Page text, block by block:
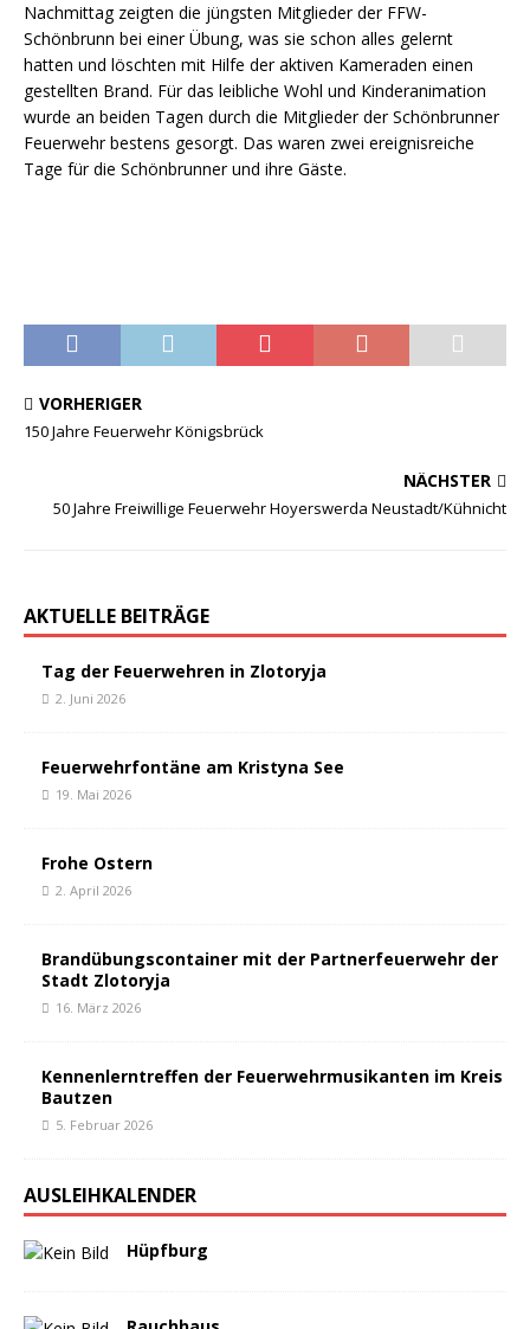
Nachmittag zeigten die jüngsten Mitglieder der FFW-
Schönbrunn bei einer Übung, was sie schon alles gelernt
hatten und löschten mit Hilfe der aktiven Kameraden einen
gestellten Brand. Für das leibliche Wohl und Kinderanimation
wurde an beiden Tagen durch die Mitglieder der Schönbrunner
Feuerwehr bestens gesorgt. Das waren zwei ereignisreiche
Tage für die Schönbrunner und ihre Gäste.
VORHERIGER
150 Jahre Feuerwehr Königsbrück
NÄCHSTER
50 Jahre Freiwillige Feuerwehr Hoyerswerda Neustadt/Kühnicht
AKTUELLE BEITRÄGE
Tag der Feuerwehren in Zlotoryja
2. Juni 2026
Feuerwehrfontäne am Kristyna See
19. Mai 2026
Frohe Ostern
2. April 2026
Brandübungscontainer mit der Partnerfeuerwehr der
Stadt Zlotoryja
16. März 2026
Kennenlerntreffen der Feuerwehrmusikanten im Kreis
Bautzen
5. Februar 2026
AUSLEIHKALENDER
Hüpfburg